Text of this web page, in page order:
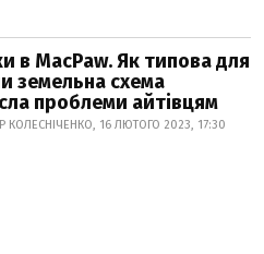
в MacPaw. Як типова для
земельна схема
проблеми айтівцям
КОЛЕСНІЧЕНКО, 16 ЛЮТОГО 2023, 17:30